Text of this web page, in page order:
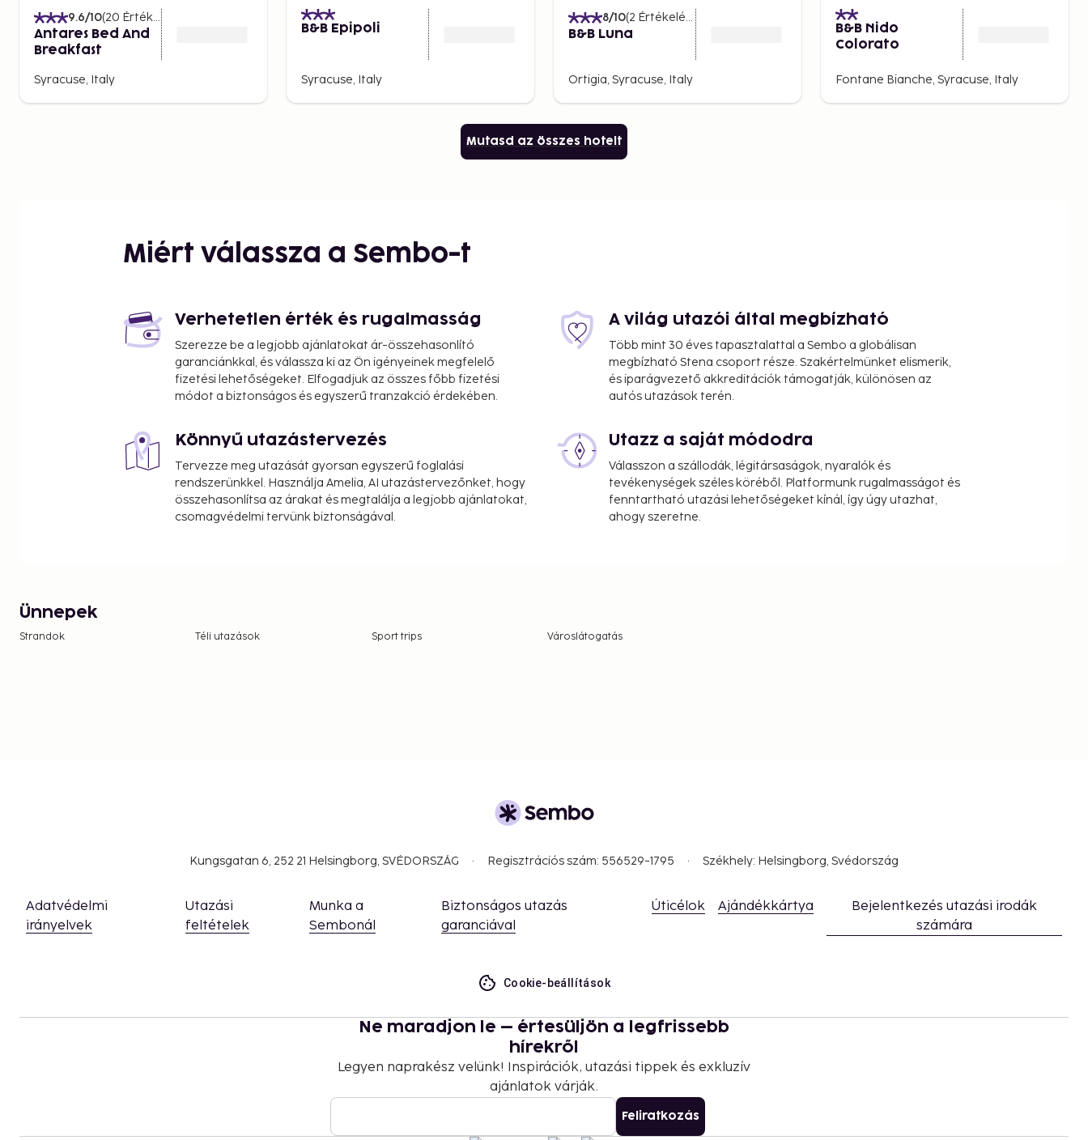
9.6/10(20 Értékelések
Antares Bed And
Breakfast
Syracuse, Italy
B&B Epipoli
Syracuse, Italy
8/10(2 Értékelések
B&B Luna
Ortigia, Syracuse, Italy
B&B Nido
Colorato
Fontane Bianche, Syracuse, Italy
Mutasd az összes hotelt
Miért válassza a Sembo-t
Verhetetlen érték és rugalmasság
Szerezze be a legjobb ajánlatokat ár-összehasonlító
garanciánkkal, és válassza ki az Ön igényeinek megfelelő
fizetési lehetőségeket. Elfogadjuk az összes főbb fizetési
módot a biztonságos és egyszerű tranzakció érdekében.
A világ utazói által megbízható
Több mint 30 éves tapasztalattal a Sembo a globálisan
megbízható Stena csoport része. Szakértelmünket elismerik,
és iparágvezető akkreditációk támogatják, különösen az
autós utazások terén.
Könnyű utazástervezés
Tervezze meg utazását gyorsan egyszerű foglalási
rendszerünkkel. Használja Amelia, AI utazástervezőnket, hogy
összehasonlítsa az árakat és megtalálja a legjobb ajánlatokat,
csomagvédelmi tervünk biztonságával.
Utazz a saját módodra
Válasszon a szállodák, légitársaságok, nyaralók és
tevékenységek széles köréből. Platformunk rugalmasságot és
fenntartható utazási lehetőségeket kínál, így úgy utazhat,
ahogy szeretne.
Ünnepek
Strandok Téli utazások Sport trips Városlátogatás
Kungsgatan 6, 252 21 Helsingborg, SVÉDORSZÁG Regisztrációs szám: 556529-1795 Székhely: Helsingborg, Svédország
Adatvédelmi
irányelvek
Utazási
feltételek
Munka a
Sembonál
Biztonságos utazás
garanciával
Úticélok Ajándékkártya
Bejelentkezés utazási irodák
számára
Cookie-beállítások
Ne maradjon le – értesüljön a legfrissebb
hírekről
Legyen naprakész velünk! Inspirációk, utazási tippek és exkluzív
ajánlatok várják.
Feliratkozás